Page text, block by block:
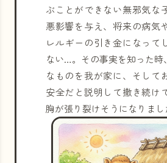
ぶことができない無邪気な
悪影響を与え、将来の病気
レルギーの引き金になって
ない…。その事実を知った時
なものを我が家に、そして
安全だと説明して撒き続け
胸が張り裂けそうになりまし